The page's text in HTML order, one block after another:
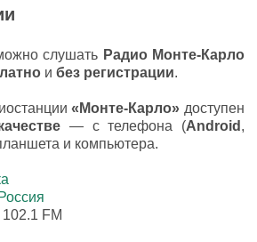
слушать Радио Монте-Карло
и без регистрации.
«Монте-Карло» доступен
— с телефона (Android ,
и компьютера.
Россия
102.1 FM